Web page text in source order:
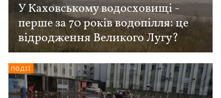
У Каховському водосховищі -
перше за 70 років водопілля: це
відродження Великого Лугу?
ПОДІЇ